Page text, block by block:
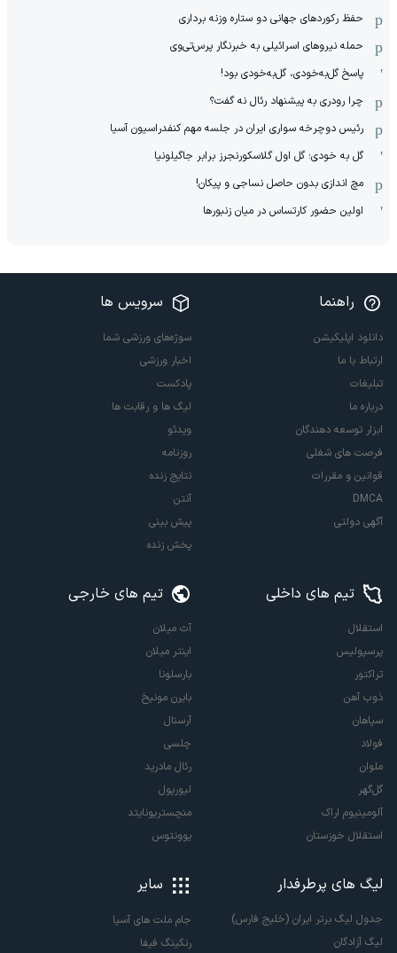
حفظ رکوردهای جهانی دو ستاره وزنه برداری
حمله نیروهای اسرائیلی به خبرنگار پرس‌تی‌وی
پاسخ گل‌به‌خودی، گل‌به‌خودی بود!
چرا رودری به پیشنهاد رئال نه گفت؟
رئیس دوچرخه سواری ایران در جلسه مهم کنفدراسیون آسیا
گل به خودی؛ گل اول گلاسکورنجرز برابر جاگیلونیا
مچ اندازی بدون حاصل نساجی و پیکان!
اولین حضور کارتساس در میان زنبورها
راهنما
دانلود اپلیکیشن
ارتباط با ما
تبلیغات
درباره ما
ابزار توسعه دهندگان
فرصت های شغلی
قوانین و مقررات
DMCA
آگهی دولتی
سرویس ها
سوژه‌های ورزشی شما
اخبار ورزشی
پادکست
لیگ ها و رقابت ها
ویدئو
روزنامه
نتایج زنده
آنتن
پیش بینی
پخش زنده
تیم های داخلی
استقلال
پرسپولیس
تراکتور
ذوب آهن
سپاهان
فولاد
ملوان
گل‌گهر
آلومینیوم اراک
استقلال خوزستان
تیم های خارجی
آث میلان
اینتر میلان
بارسلونا
بایرن مونیخ
آرسنال
چلسی
رئال مادرید
لیورپول
منچستریونایتد
یوونتوس
لیگ های پرطرفدار
جدول لیگ برتر ایران (خلیج فارس)
لیگ آزادگان
سایر
جام ملت های آسیا
رنکینگ فیفا